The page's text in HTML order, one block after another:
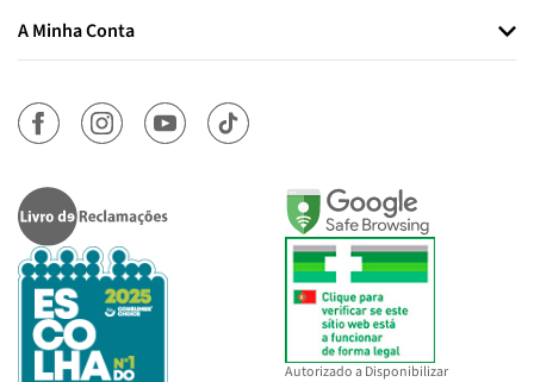
A Minha Conta
Autorizado a Disponibilizar